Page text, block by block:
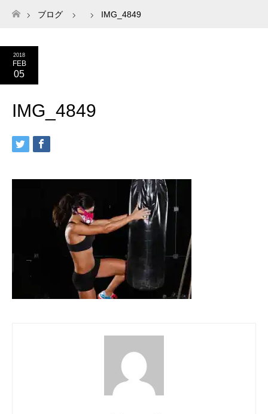
ホーム
ブログ IMG_4849
2018
FEB
05
IMG_4849